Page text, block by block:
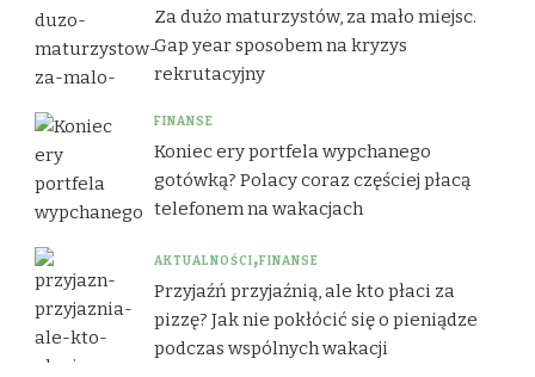
Za dużo maturzystów, za mało miejsc.
Gap year sposobem na kryzys
rekrutacyjny
FINANSE
Koniec ery portfela wypchanego
gotówką? Polacy coraz częściej płacą
telefonem na wakacjach
AKTUALNOŚCI FINANSE
Przyjaźń przyjaźnią, ale kto płaci za
pizzę? Jak nie pokłócić się o pieniądze
podczas wspólnych wakacji